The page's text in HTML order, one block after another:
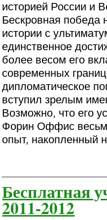
историей России и
Бескровная победа
истории с
единственное
более весом его
современных
дипломатическое
вступил зрелым
Возможно, что его
Форин Оффис
опыт, накопленный
Бесплатная
2011-2012